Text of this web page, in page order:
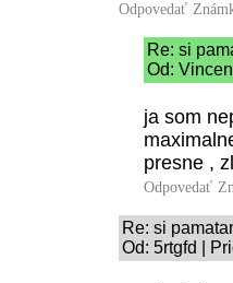
Odpovedať
Re: si
Od:
ja som
presne ,
Odpovedať
Re: si
Od: 5rtgfd |